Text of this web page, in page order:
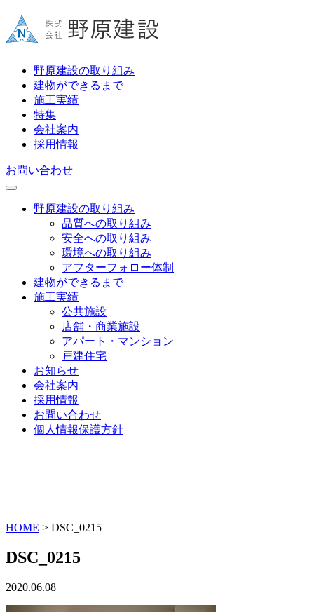
野原建設の取り組み
建物ができるまで
施工実績
特集
会社案内
採用情報
お問い合わせ
野原建設の取り組み
品質への取り組み
安全への取り組み
環境への取り組み
アフターフォロー体制
建物ができるまで
施工実績
公共施設
店舗・商業施設
アパート・マンション
戸建住宅
お知らせ
会社案内
採用情報
お問い合わせ
個人情報保護方針
HOME > DSC_0215
DSC_0215
2020.06.08